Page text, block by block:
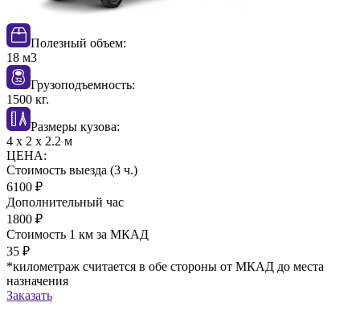
Полезный объем:
18 м3
Грузоподъемность:
1500 кг.
Размеры кузова:
4 х 2 х 2.2 м
ЦЕНА:
Стоимость выезда (3 ч.)
6100 ₽
Дополнительный час
1800 ₽
Стоимость 1 км за МКАД
35 ₽
*километраж считается в обе стороны от МКАД до места
назначения
Заказать